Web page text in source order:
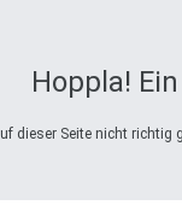
Hoppla!
dieser Seite nicht